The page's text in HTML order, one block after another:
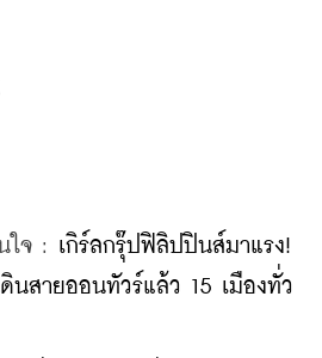
ใจ : เกิร์ลกรุ๊ปฟิลิปปินส์มาแรง!
นสายออนทัวร์แล้ว 15 เมืองทั่ว